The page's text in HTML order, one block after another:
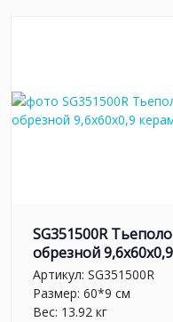
SG351500R
обрезной
Артикул: SG351500R
Размер: 60*9 см
Вес: 13.92 кг